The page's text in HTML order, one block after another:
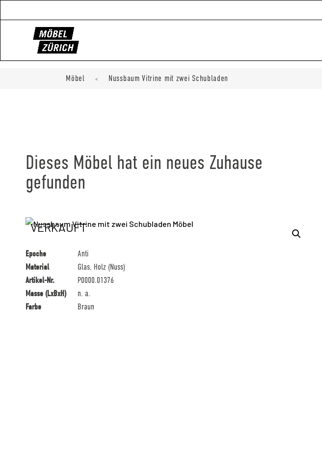
Möbel < Nussbaum Vitrine mit zwei Schubladen
Dieses Möbel hat ein neues Zuhause
gefunden
VERKAUFT
Epoche
Anti
Material
Glas, Holz (Nuss)
Artikel-Nr.
P0000.01376
Masse (LxBxH)
n. a.
Farbe
Braun